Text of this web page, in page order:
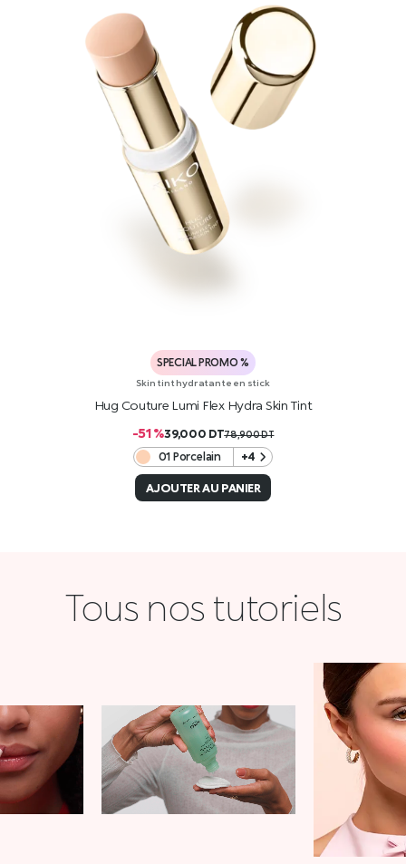
SPECIAL PROMO %
Skin tint hydratante en stick
Hug Couture Lumi Flex Hydra Skin Tint
-51 %39,000 DT78,900DT
01 Porcelain +4
AJOUTER AU PANIER
Tous nos tutoriels